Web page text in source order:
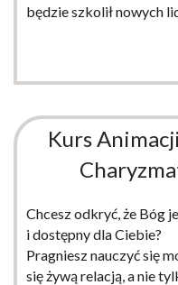
będzie szkolił nowych
Kurs
Chcesz odkryć, że Bóg
i dostępny dla Ciebie?
Pragniesz nauczyć się
się żywą relacją, a nie